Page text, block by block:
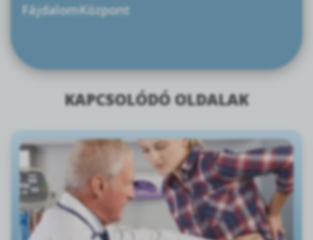
FájdalomKözpont
KAPCSOLÓDÓ OLDALAK